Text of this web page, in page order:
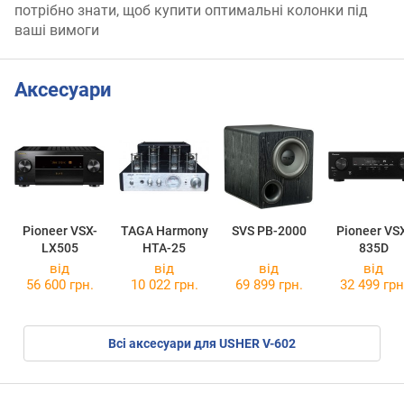
потрібно знати, щоб купити оптимальні колонки під
ваші вимоги
Аксесуари
Pioneer VSX-
LX505
TAGA Harmony
HTA-25
SVS PB-2000
Pioneer
835D
від
56 600 грн.
від
10 022 грн.
від
69 899 грн.
від
32 499
Всі аксесуари для USHER V-602